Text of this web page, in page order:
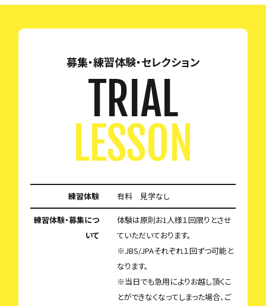
募集・練習体験・セレクション
TRIAL
LESSON
練習体験 有料 見学なし
練習体験・募集につ
いて
体験は原則お1人様１回限りとさせ
ていただいております。
※JBS/JPAそれぞれ１回ずつ可能と
なります。
※当日でも急用によりお越し頂くこ
とができなくなってしまった場合、ご